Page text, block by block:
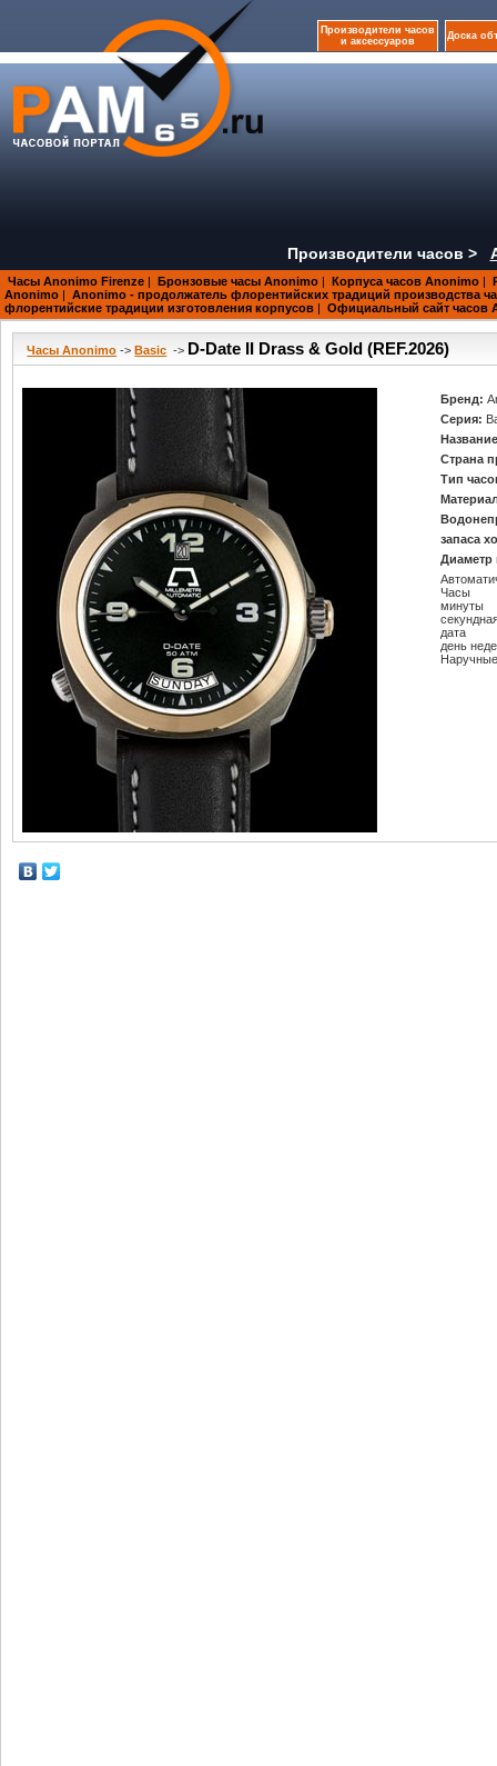
Производители часов
и аксессуаров
Доска
Производители часов >
Часы Anonimo Firenze | Бронзовые часы Anonimo | Корпуса часов Anonimo |
Anonimo | Anonimo - продолжатель флорентийских традиций производства
флорентийские традиции изготовления корпусов | Официальный сайт часов
Часы Anonimo -> Basic -> D-Date II Drass & Gold (REF.2026)
Бренд:
Серия:
Страна
Тип
запаса
Диаметр
Часы
минуты
дата
день